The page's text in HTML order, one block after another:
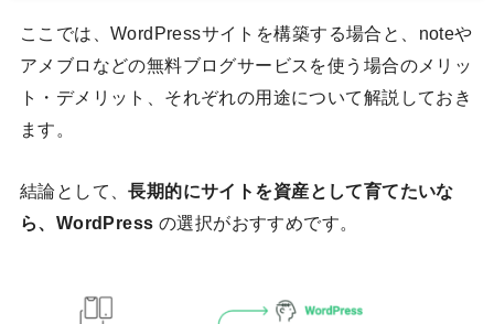
ここでは、WordPressサイトを構築する場合と、noteや
アメブロなどの無料ブログサービスを使う場合のメリッ
ト・デメリット、それぞれの用途について解説しておき
ます。
結論として、長期的にサイトを資産として育てたいな
ら、WordPress の選択がおすすめです。